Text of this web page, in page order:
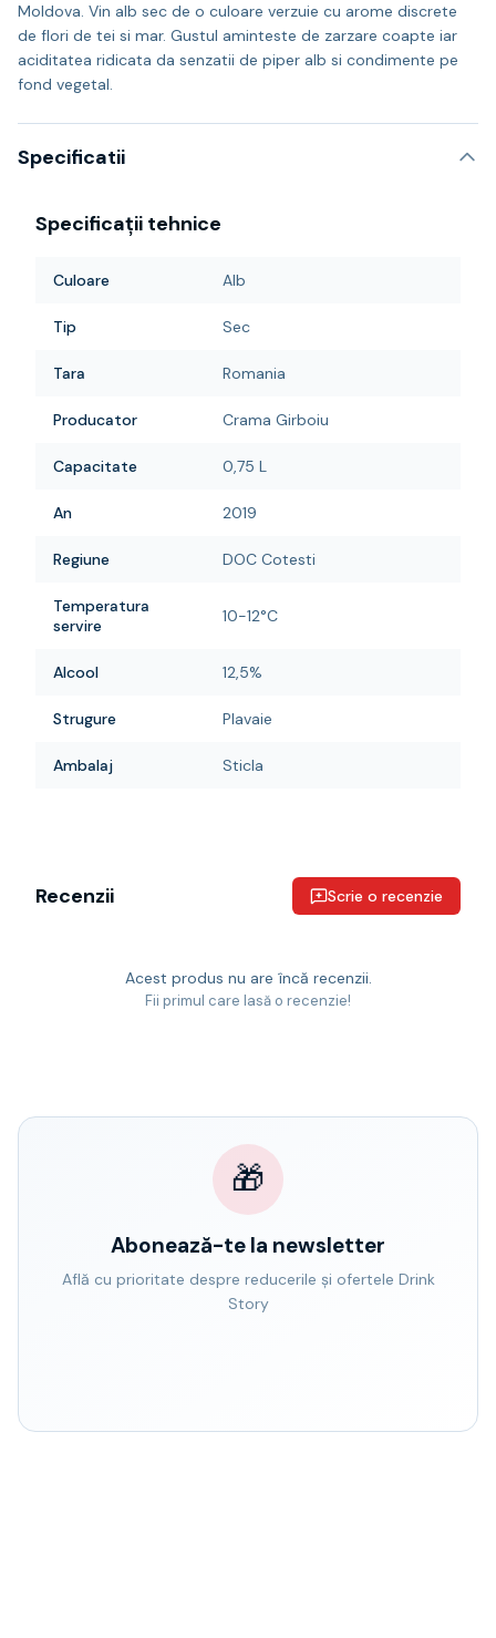
Moldova. Vin alb sec de o culoare verzuie cu arome discrete
de flori de tei si mar. Gustul aminteste de zarzare coapte iar
aciditatea ridicata da senzatii de piper alb si condimente pe
fond vegetal.
Specificatii
Specificații tehnice
Culoare Alb
Tip Sec
Tara Romania
Producator Crama Girboiu
Capacitate 0,75 L
An 2019
Regiune DOC Cotesti
Temperatura
servire
10-12°C
Alcool 12,5%
Strugure Plavaie
Ambalaj Sticla
Recenzii Scrie o recenzie
Acest produs nu are încă recenzii.
Fii primul care lasă o recenzie!
🎁
Abonează-te la newsletter
Află cu prioritate despre reducerile și ofertele Drink
Story